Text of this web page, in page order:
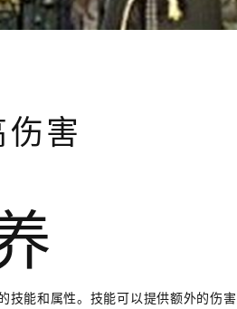
害
技能和属性。技能可以提供额外的伤害